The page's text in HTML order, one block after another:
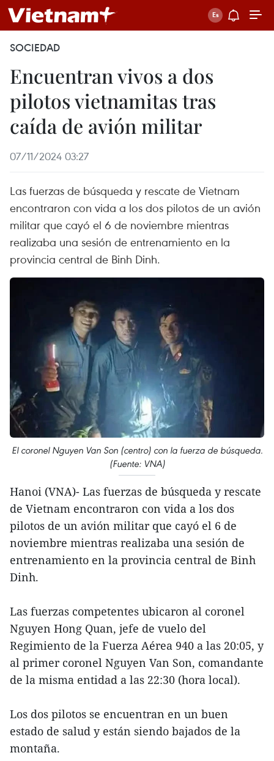
SOCIEDAD
Encuentran vivos a dos
pilotos vietnamitas tras
caída de avión militar
07/11/2024 03:27
Las fuerzas de búsqueda y rescate de Vietnam
encontraron con vida a los dos pilotos de un avión
militar que cayó el 6 de noviembre mientras
realizaba una sesión de entrenamiento en la
provincia central de Binh Dinh.
El coronel Nguyen Van Son (centro) con la fuerza de búsqueda.
(Fuente: VNA)
Hanoi (VNA)- Las fuerzas de búsqueda y rescate
de Vietnam encontraron con vida a los dos
pilotos de un avión militar que cayó el 6 de
noviembre mientras realizaba una sesión de
entrenamiento en la provincia central de Binh
Dinh.
Las fuerzas competentes ubicaron al coronel
Nguyen Hong Quan, jefe de vuelo del
Regimiento de la Fuerza Aérea 940 a las 20:05, y
al primer coronel Nguyen Van Son, comandante
de la misma entidad a las 22:30 (hora local).
Los dos pilotos se encuentran en un buen
estado de salud y están siendo bajados de la
montaña.